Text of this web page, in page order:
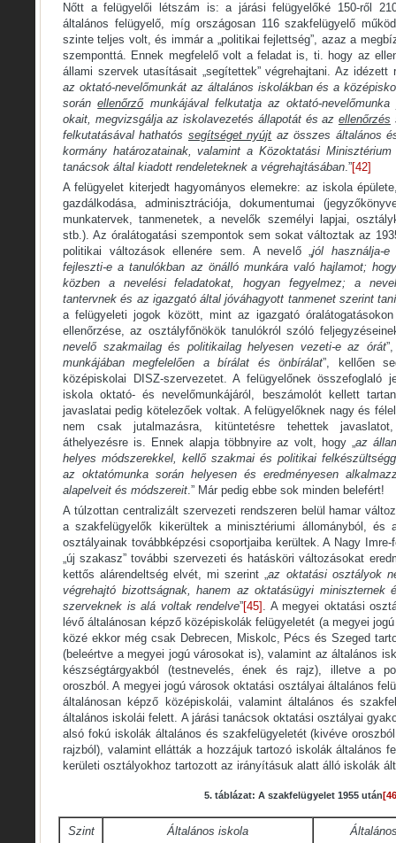
Nőtt a felügyelői létszám is: a járási felügyelőké 150-ről
általános felügyelő, míg országosan 116 szakfelügyelő
szinte teljes volt, és immár a „politikai fejlettség”, azaz a
szemponttá. Ennek megfelelő volt a feladat is, ti. hogy az
állami szervek utasításait „segítettek” végrehajtani. Az idézett
az oktató-nevelőmunkát az általános iskolákban és a
soránellenőrzőmunkájával felkutatja az oktató-nevelőmunka
okait, megvizsgálja az iskolavezetés állapotát és az ellenőrzés
felkutatásával hathatós segítséget nyújt az összes általános
kormány határozatainak, valamint a Közoktatási
tanácsok által kiadott rendeleteknek a végrehajtásában .”[42]
A felügyelet kiterjedt hagyományos elemekre: az iskola
gazdálkodása, adminisztrációja, dokumentumai
munkatervek, tanmenetek, a nevelők személyi lapjai,
stb.). Az óralátogatási szempontok sem sokat változtak az
politikai változások ellenére sem. A nevelő „jól használja-
fejleszti-e a tanulókban az önálló munkára való hajlamot;
közben a nevelési feladatokat, hogyan fegyelmez; a
tantervnek és az igazgató által jóváhagyott tanmenet szerint
a felügyeleti jogok között, mint az igazgató
ellenőrzése, az osztályfőnökök tanulókról szóló
nevelő szakmailag és politikailag helyesen vezeti-e az órát
munkájában megfelelően a bírálat és önbírálat”, kellően
középiskolai DISZ-szervezetet. A felügyelőnek összefoglaló
iskola oktató- és nevelőmunkájáról, beszámolót kellett
javaslatai pedig kötelezőek voltak. A felügyelőknek nagy és
nem csak jutalmazásra, kitüntetésre tehettek
áthelyezésre is. Ennek alapja többnyire az volt, hogy „ az
helyes módszerekkel, kellő szakmai és politikai
az oktatómunka során helyesen és eredményesen
alapelveit és módszereit .” Már pedig ebbe sok minden belefért!
A túlzottan centralizált szervezeti rendszeren belül hamar
a szakfelügyelők kikerültek a minisztériumi állományból, és
osztályainak továbbképzési csoportjaiba kerültek. A Nagy
„új szakasz” további szervezeti és hatásköri változásokat
kettős alárendeltség elvét, mi szerint „az oktatási osztályok
végrehajtó bizottságnak, hanem az oktatásügyi miniszternek
szerveknek is alá voltak rendelve”[45] . A megyei oktatási
lévő általánosan képző középiskolák felügyeletét (a megyei
közé ekkor még csak Debrecen, Miskolc, Pécs és Szeged
(beleértve a megyei jogú városokat is), valamint az általános
készségtárgyakból (testnevelés, ének és rajz), illetve a
oroszból. A megyei jogú városok oktatási osztályai általános
általánosan képző középiskolái, valamint általános és
általános iskolái felett. A járási tanácsok oktatási osztályai
alsó fokú iskolák általános és szakfelügyeletét (kivéve
rajzból), valamint ellátták a hozzájuk tartozó iskolák általános
kerületi osztályokhoz tartozott az irányításuk alatt álló iskolák
5. táblázat: A szakfelügyelet 1955 után
Szint Általános iskola